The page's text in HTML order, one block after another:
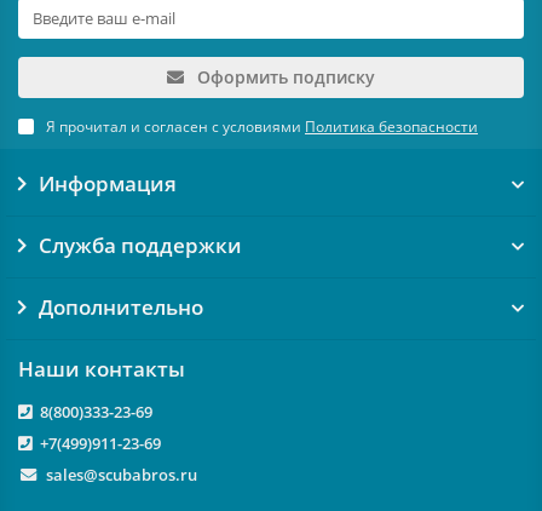
Оформить подписку
Я прочитал и согласен с условиями Политика безопасности
Информация
Служба поддержки
Дополнительно
Наши контакты
8(800)333-23-69
+7(499)911-23-69
sales@scubabros.ru